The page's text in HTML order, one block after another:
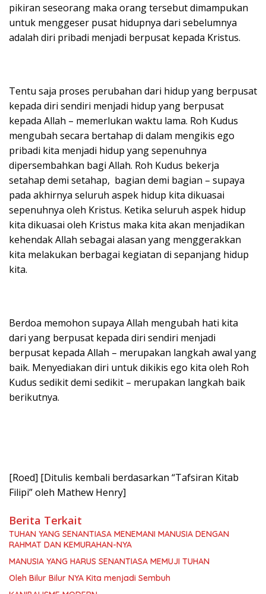
pikiran seseorang maka orang tersebut dimampukan
untuk menggeser pusat hidupnya dari sebelumnya
adalah diri pribadi menjadi berpusat kepada Kristus.
Tentu saja proses perubahan dari hidup yang berpusat
kepada diri sendiri menjadi hidup yang berpusat
kepada Allah – memerlukan waktu lama. Roh Kudus
mengubah secara bertahap di dalam mengikis ego
pribadi kita menjadi hidup yang sepenuhnya
dipersembahkan bagi Allah. Roh Kudus bekerja
setahap demi setahap, bagian demi bagian – supaya
pada akhirnya seluruh aspek hidup kita dikuasai
sepenuhnya oleh Kristus. Ketika seluruh aspek hidup
kita dikuasai oleh Kristus maka kita akan menjadikan
kehendak Allah sebagai alasan yang menggerakkan
kita melakukan berbagai kegiatan di sepanjang hidup
kita.
Berdoa memohon supaya Allah mengubah hati kita
dari yang berpusat kepada diri sendiri menjadi
berpusat kepada Allah – merupakan langkah awal yang
baik. Menyediakan diri untuk dikikis ego kita oleh Roh
Kudus sedikit demi sedikit – merupakan langkah baik
berikutnya.
[Roed] [Ditulis kembali berdasarkan “Tafsiran Kitab
Filipi” oleh Mathew Henry]
Berita Terkait
TUHAN YANG SENANTIASA MENEMANI MANUSIA DENGAN
RAHMAT DAN KEMURAHAN-NYA
MANUSIA YANG HARUS SENANTIASA MEMUJI TUHAN
Oleh Bilur Bilur NYA Kita menjadi Sembuh